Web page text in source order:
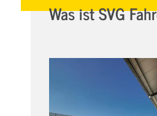
Was ist SVG